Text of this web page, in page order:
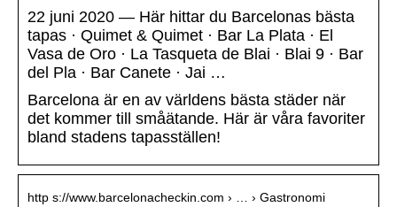
22 juni 2020 — Här hittar du Barcelonas bästa
tapas · Quimet & Quimet · Bar La Plata · El
Vasa de Oro · La Tasqueta de Blai · Blai 9 · Bar
del Pla · Bar Canete · Jai …
Barcelona är en av världens bästa städer när
det kommer till småätande. Här är våra favoriter
bland stadens tapasställen!
http s://www.barcelonacheckin.com › … › Gastronomi